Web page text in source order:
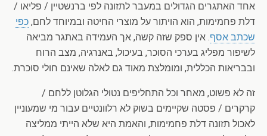
אחד האתגרים הגדולים במעבר לתזונה לפי ברנשטיין / פליאו /
דלת פחמימות, הוא הויתור על מוצרי החיטה ובמיוחד לחם, כפי
שכתב אסף. אין ספק שזה קשה, אך העמידה באתגר מביאה
לשיפור מפליג בערכי הסוכר, בעיכול, באנרגיה, מצב הרוח
ובבריאות הכללית, ומומלצת מאוד גם לאלה שאינם חולי סוכרת.
זה לא פשוט, מאחר וכל התחליפים נטולי הגלוטן ללחם /
קרקרים / פסטה שקיימים בשוק לא רלוונטיים עבור מי שמעוניין
לאכול תזונה דלת פחמימות, והאמת היא שלא הייתי ממליצה